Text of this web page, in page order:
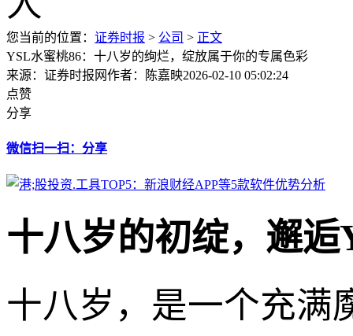
您当前的位置： 证券时报 > 公司 > 正文
YSL水蜜桃86：十八岁的绚烂，绽放属于你的专属色彩
来源：证券时报网作者：陈嘉映2026-02-10 05:02:24
点赞
分享
微信扫一扫：分享
十八岁的初绽，邂
十八岁，是一个充满